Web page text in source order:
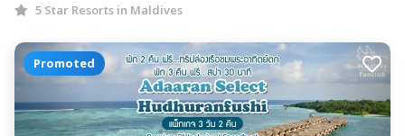
5 Star Resorts in Maldives
Promoted